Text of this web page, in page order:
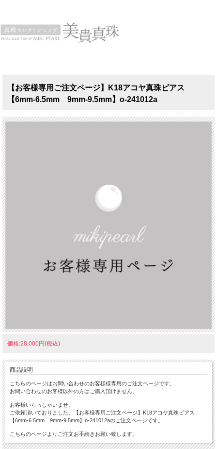
【お客様専用ご注文ページ】K18アコヤ真珠ピアス
【6mm-6.5mm 9mm-9.5mm】o-241012a
価格:28,000円(税込)
商品説明
こちらのページはお問い合わせのお客様様専用のご注文ページです。
お問い合わせのお客様以外の方はご購入頂けません。
お客様いらっしゃいませ。
ご依頼頂いておりました、【お客様専用ご注文ページ】K18アコヤ真珠ピアス
【6mm-6.5mm 9mm-9.5mm】o-241012aのご注文ページです。
こちらのページよりご注文お手続きお願い致します。